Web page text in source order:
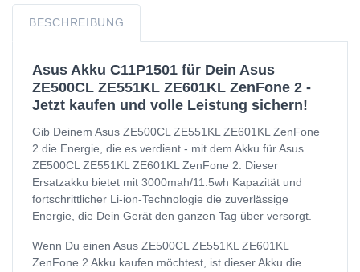
BESCHREIBUNG
Asus Akku C11P1501 für Dein Asus
ZE500CL ZE551KL ZE601KL ZenFone 2 -
Jetzt kaufen und volle Leistung sichern!
Gib Deinem Asus ZE500CL ZE551KL ZE601KL ZenFone
2 die Energie, die es verdient - mit dem Akku für Asus
ZE500CL ZE551KL ZE601KL ZenFone 2. Dieser
Ersatzakku bietet mit 3000mah/11.5wh Kapazität und
fortschrittlicher Li-ion-Technologie die zuverlässige
Energie, die Dein Gerät den ganzen Tag über versorgt.
Wenn Du einen Asus ZE500CL ZE551KL ZE601KL
ZenFone 2 Akku kaufen möchtest, ist dieser Akku die